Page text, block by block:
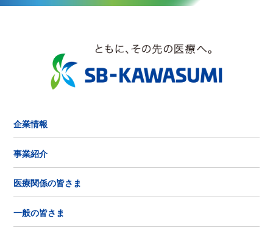
企業情報
事業紹介
医療関係の皆さま
一般の皆さま